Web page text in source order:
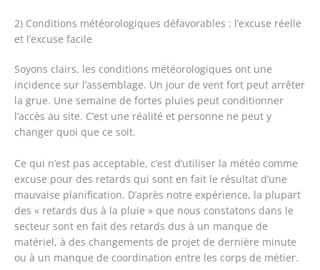
2) Conditions météorologiques défavorables : l’excuse réelle
et l’excuse facile
Soyons clairs, les conditions météorologiques ont une
incidence sur l’assemblage. Un jour de vent fort peut arrêter
la grue. Une semaine de fortes pluies peut conditionner
l’accès au site. C’est une réalité et personne ne peut y
changer quoi que ce soit.
Ce qui n’est pas acceptable, c’est d’utiliser la météo comme
excuse pour des retards qui sont en fait le résultat d’une
mauvaise planification. D’après notre expérience, la plupart
des « retards dus à la pluie » que nous constatons dans le
secteur sont en fait des retards dus à un manque de
matériel, à des changements de projet de dernière minute
ou à un manque de coordination entre les corps de métier.